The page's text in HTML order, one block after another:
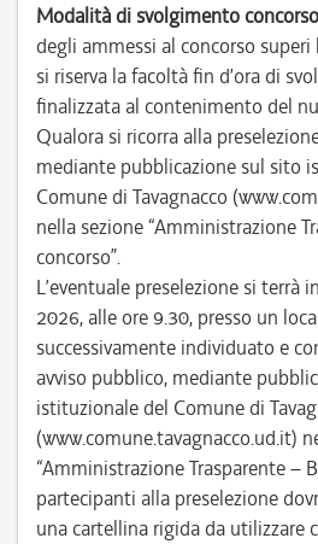
Modalità di svolgimento
degli ammessi al concorso
si riserva la facoltà fin d’ora di
finalizzata al contenimento del
Qualora si ricorra alla
mediante pubblicazione sul sito
Comune di Tavagnacco
nella sezione “Amministrazione
concorso”.
L’eventuale preselezione si terrà
2026, alle ore 9.30, presso un
successivamente individuato e
avviso pubblico, mediante
istituzionale del Comune di
(www.comune.tavagnacco.ud.it)
“Amministrazione Trasparente –
partecipanti alla preselezione
una cartellina rigida da utilizzare